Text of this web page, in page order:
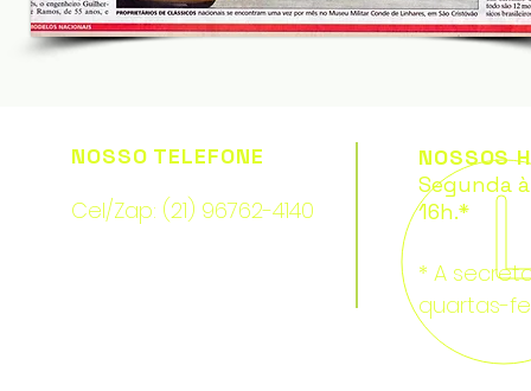
NOSSO TELEFONE
Cel/Zap: (21) 96762-4140
NOSSOS
Segunda
16h.*
* A
quartas-